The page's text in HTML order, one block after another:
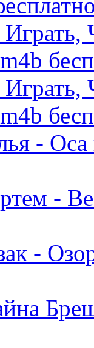
-
-
-